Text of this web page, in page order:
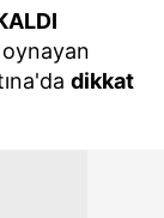
dikkat